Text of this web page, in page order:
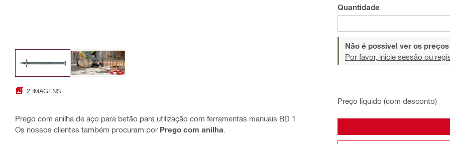
2 IMAGENS
Prego com anilha de aço para betão para utilização com ferramentas manuais BD 1
Os nossos clientes também procuram por Prego com anilha
Quantidade
Não é possível ver os
Por favor, inicie sessão ou
Preço líquido (com desconto)